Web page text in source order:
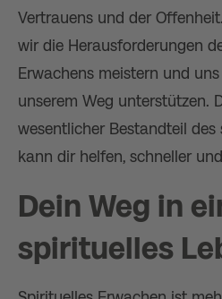
Vertrauens und der
wir die Herausforderungen
Erwachens meistern und
unserem Weg unterstützen.
wesentlicher Bestandteil
kann dir helfen, schneller
Dein Weg in
spirituelles